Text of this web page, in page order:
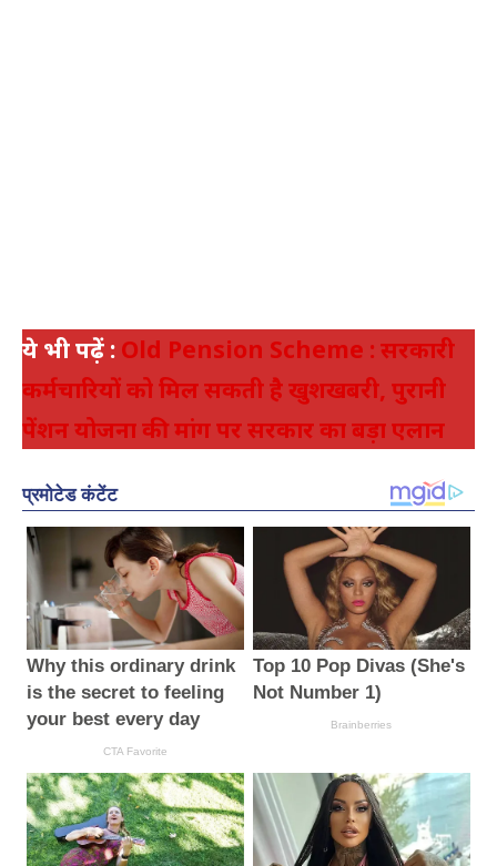
ये भी पढ़ें : Old Pension Scheme : सरकारी
कर्मचारियों को मिल सकती है खुशखबरी, पुरानी
पेंशन योजना की मांग पर सरकार का बड़ा एलान